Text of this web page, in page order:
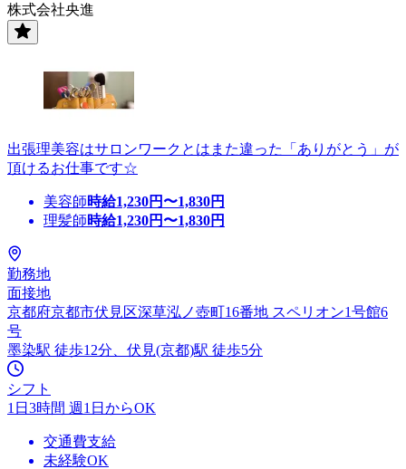
株式会社央進
出張理美容はサロンワークとはまた違った「ありがとう」が
頂けるお仕事です☆
美容師時給1,230円〜1,830円
理髪師時給1,230円〜1,830円
勤務地
面接地
京都府京都市伏見区深草泓ノ壺町16番地 スペリオン1号館6
号
墨染駅 徒歩12分、伏見(京都)駅 徒歩5分
シフト
1日3時間 週1日からOK
交通費支給
未経験OK